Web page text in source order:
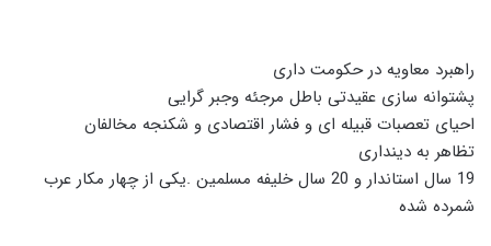
راهبرد معاویه در حکومت داری
پشتوانه سازی عقیدتی باطل مرجئه وجبر گرایی
احیای تعصبات قبیله ای و فشار اقتصادی و شکنجه مخالفان
تظاهر به دینداری
19 سال استاندار و 20 سال خلیفه مسلمین .یکی از چهار مکار عرب
شمرده شده